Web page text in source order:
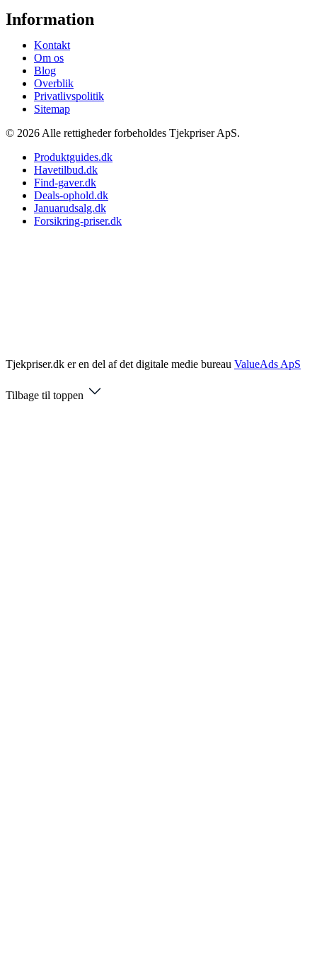
Information
Kontakt
Om os
Blog
Overblik
Privatlivspolitik
Sitemap
© 2026 Alle rettigheder forbeholdes Tjekpriser ApS.
Produktguides.dk
Havetilbud.dk
Find-gaver.dk
Deals-ophold.dk
Januarudsalg.dk
Forsikring-priser.dk
Tjekpriser.dk er en del af det digitale medie bureau ValueAds ApS
Tilbage til toppen